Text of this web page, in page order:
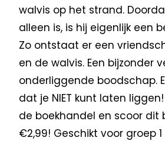
walvis op het strand.
alleen is, is hij eigenlijk een
Zo ontstaat er een
en de walvis. Een bijzonder
onderliggende boodschap.
dat je NIET kunt laten
de boekhandel en scoor dit
€2,99! Geschikt voor groep